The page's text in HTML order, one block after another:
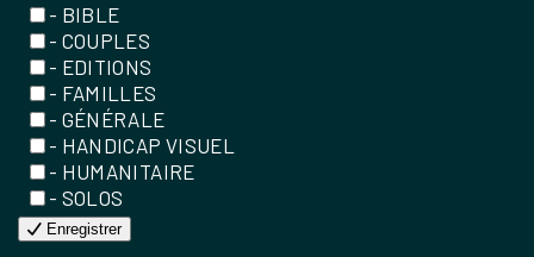
- BIBLE
- COUPLES
- EDITIONS
- FAMILLES
- GÉNÉRALE
- HANDICAP VISUEL
- HUMANITAIRE
- SOLOS
Enregistrer